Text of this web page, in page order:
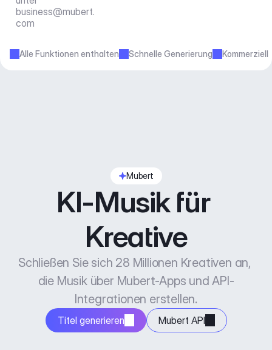
business@mubert.
com
Alle Funktionen enthalten Schnelle Generierung
Mubert
KI-Musik für
Kreative
Schließen Sie sich 28 Millionen Kreativen an,
die Musik über Mubert-Apps und API-
Integrationen erstellen.
Titel generieren Mubert API